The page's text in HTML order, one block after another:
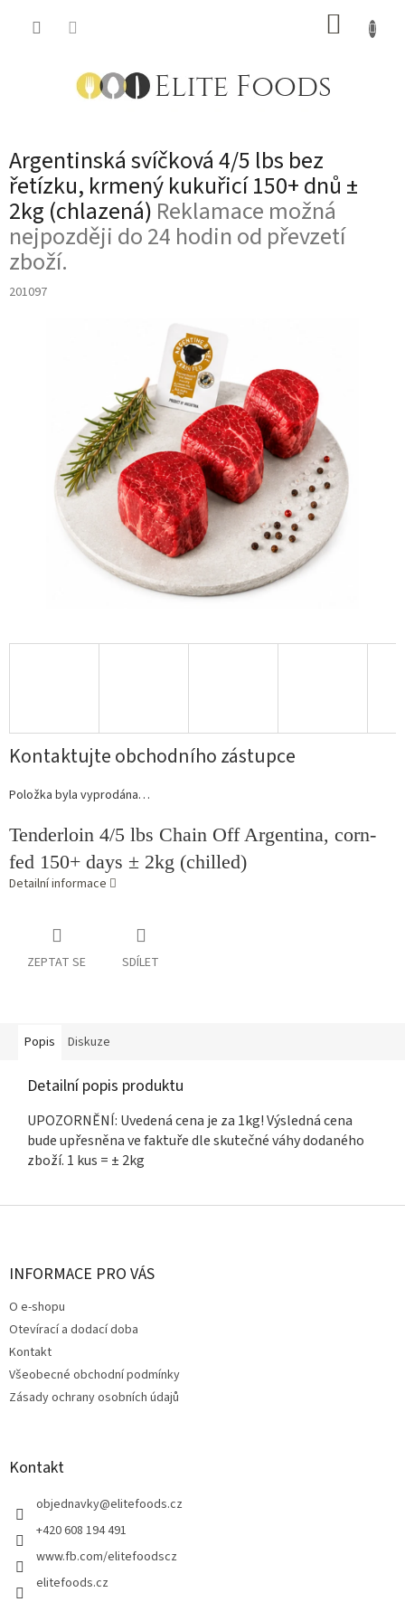
Argentinská svíčková 4/5 lbs bez
řetízku, krmený kukuřicí 150+ dnů ±
2kg (chlazená) Reklamace možná
nejpozději do 24 hodin od převzetí
zboží.
201097
Kontaktujte obchodního zástupce
Položka byla vyprodána…
Tenderloin 4/5 lbs Chain Off Argentina, corn-
fed 150+ days ± 2kg (chilled)
Detailní informace
ZEPTAT SE SDÍLET
Popis Diskuze
Detailní popis produktu
UPOZORNĚNÍ: Uvedená cena je za 1kg! Výsledná cena
bude upřesněna ve faktuře dle skutečné váhy dodaného
zboží. 1 kus = ± 2kg
Z
INFORMACE PRO VÁS
O e-shopu
Otevírací a dodací doba
Kontakt
Všeobecné obchodní podmínky
Zásady ochrany osobních údajů
Kontakt
objednavky@elitefoods.cz
+420 608 194 491
www.fb.com/elitefoodscz
elitefoods.cz